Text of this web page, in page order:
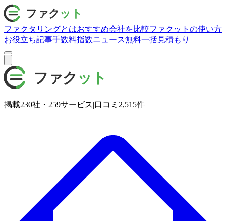
ファクタリングとはおすすめ会社を比較ファクットの使い方
お役立ち記事手数料指数ニュース無料一括見積もり
掲載230社・ 259サービス|口コミ 2,515件